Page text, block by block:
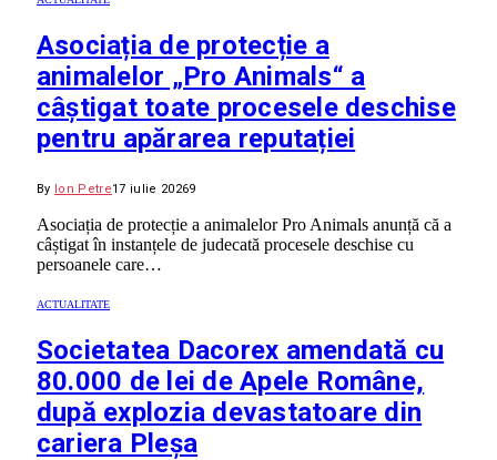
Asociația de protecție a
animalelor „Pro Animals“ a
câștigat toate procesele deschise
pentru apărarea reputației
By Ion Petre17 iulie 20269
Asociația de protecție a animalelor Pro Animals anunță că a
câștigat în instanțele de judecată procesele deschise cu
persoanele care…
ACTUALITATE
Societatea Dacorex amendată cu
80.000 de lei de Apele Române,
după explozia devastatoare din
cariera Pleșa